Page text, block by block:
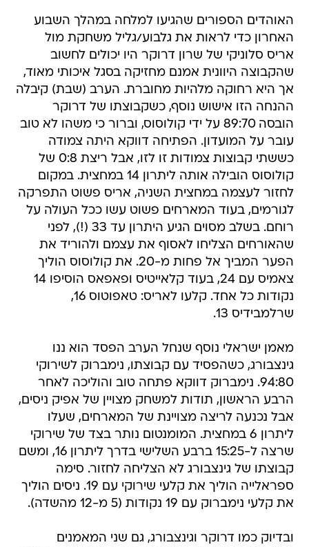
האוהדים הספורים שהגיעו למלחה במהלך השבוע
האחרון כדי לראות את גלבוע/גליל משחקת מול
אריס סלוניקי של שרון דרוקר היו יכולים לחשוב
שהקבוצה היוונית אמנם מחזיקה בסגל איכותי מאוד,
אך היא רחוקה מלהיות מחוברת. הערב (שבת) קיבלה
ההנחה הזו אישוש נוסף, כשקבוצתו של דרוקר
הובסה 89:70 על ידי קולוסוס, וברור כי משהו לא טוב
עובר על המועדון. הפתיחה דווקא היתה צמודה
כששתי קבוצות צמודות זו לזו, אבל ריצת 0:8 של
קולוסוס הובילה אותה ליתרון 14 במחצית. במקום
לחזור לעצמה במחצית השניה, אריס פשוט התפרקה
לגורמים, בעוד המארחים פשוט עשו ככל העולה על
רוחם. בשלב מסוים הגיע היתרון עד 33 (!), לפני
שהאורחים הצליחו לאסוף את עצמם ולהוריד את
הפער המביך אל פחות מ-20. את קולוסוס הוליך
צאמיס עם 24, בעוד קלאייטיס ופאפאס הוסיפו 14
נקודות כל אחד. קלעו לאריס: טאפוטוס 16,
שרלמבידיס 13.
מאמן ישראלי נוסף שנחל הערב הפסד הוא ננו
גינצבורג, כשהפסיד עם קבוצתו, נימברוק לשירוקי
94:80. נימברוק דווקא פתחה טוב והוליכה לאחר
הרבע הראשון, תודות למשחק מצויין של אפיק ניסים,
אבל נכנעה לריצה מצויינת של המארחים, שעלו
ליתרון 6 במחצית. המומנטום נותר בצד של שירוקי
שרצה ל-15:25 ברבע השלישי בדרך ליתרון 16, ומשם
קבוצתו של גינצבורג לא הצליחה לחזור. סימה
ספראלייה הוליך את קלעי שירוקי עם 19. ניסים הוליך
את קלעי נימברוק עם 19 נקודות (5 מ-12 מהשדה).
ובדיוק כמו דרוקר וגינצבורג, גם שני המאמנים